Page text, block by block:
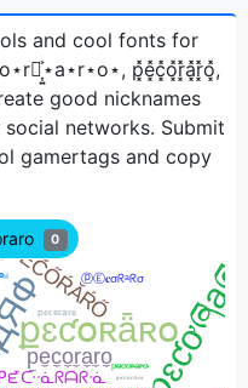
and cool fonts for
p͓̽e͓̽c͓̽o͓̽r͓̽a͓̽r͓̽o͓̽,
good nicknames
networks. Submit
gamertags and copy
0